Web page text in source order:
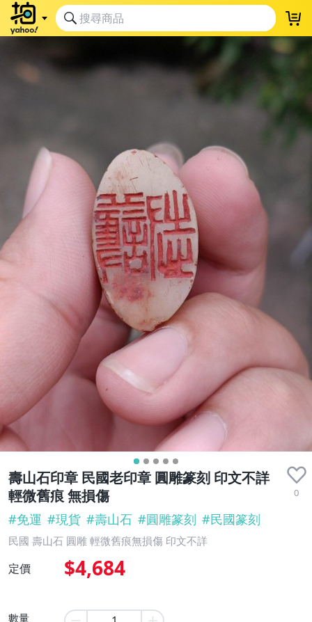
壽山石印章 民國老印章 圓雕篆刻 印文不詳
輕微舊痕 無損傷
0
#免運 #現貨 #壽山石 #圓雕篆刻 #民國篆刻
民國 壽山石 圓雕 輕微舊痕無損傷 印文不詳
定價 $4,684
數量